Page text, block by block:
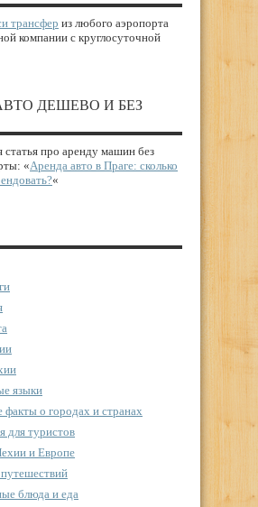
трансфер из любого аэропорта
компании с круглосуточной
ДЕШЕВО И БЕЗ
про аренду машин без
«Аренда авто в Праге: сколько
«
языки
факты о городах и странах
для туристов
и Европе
блюда и еда